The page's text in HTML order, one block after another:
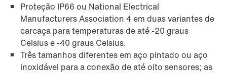
Proteção IP66 ou National Electrical
Manufacturers Association 4 em duas variantes de
carcaça para temperaturas de até -20 graus
Celsius e -40 graus Celsius.
Três tamanhos diferentes em aço pintado ou aço
inoxidável para a conexão de até oito sensores; as